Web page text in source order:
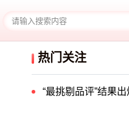
热门关注
“最挑剔品评”结果